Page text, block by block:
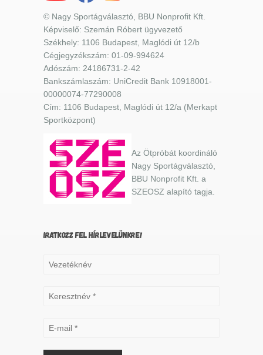
© Nagy Sportágválasztó, BBU Nonprofit Kft.
Képviselő: Szemán Róbert ügyvezető
Székhely: 1106 Budapest, Maglódi út 12/b
Cégjegyzékszám: 01-09-994624
Adószám: 24186731-2-42
Bankszámlaszám: UniCredit Bank 10918001-
00000074-77290008
Cím: 1106 Budapest, Maglódi út 12/a (Merkapt
Sportközpont)
Az Ötpróbát koordináló
Nagy Sportágválasztó,
BBU Nonprofit Kft. a
SZEOSZ alapító tagja.
IRATKOZZ FEL HÍRLEVELÜNKRE!